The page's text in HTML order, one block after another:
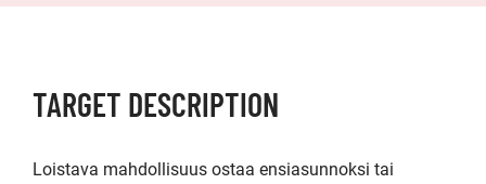
TARGET DESCRIPTION
Loistava mahdollisuus ostaa ensiasunnoksi tai